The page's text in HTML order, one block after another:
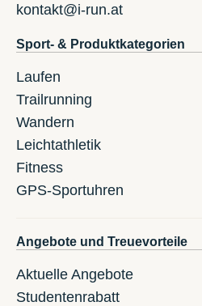
kontakt@i-run.at
Sport- & Produktkategorien
Laufen
Trailrunning
Wandern
Leichtathletik
Fitness
GPS-Sportuhren
Angebote und Treuevorteile
Aktuelle Angebote
Studentenrabatt